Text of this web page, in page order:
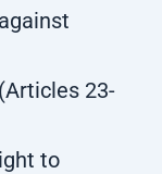
23-
to